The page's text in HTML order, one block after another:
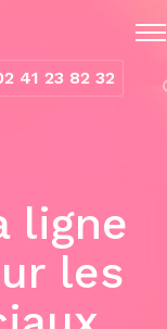
41 23 82 32
ligne
les